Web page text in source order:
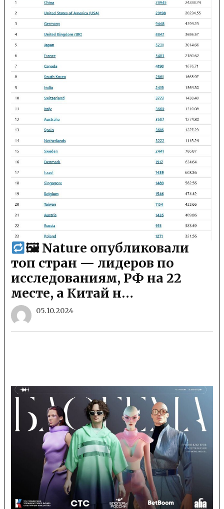
🖼 Nature опубликовали
топ стран — лидеров по
исследованиям, РФ на 22
месте, а Китай н…
05.10.2024